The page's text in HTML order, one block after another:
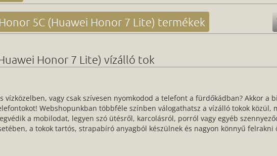
5C (Huawei Honor 7 Lite) termékek
Honor 7 Lite) vízálló tok
vízközelben, vagy csak szívesen nyomkodod a telefont a fürdőkádban? Akkor a
Webshopunkban többféle színben válogathatsz a vízálló tokok közül,
a mobilodat, legyen szó ütésről, karcolásról, porról vagy egyéb
a tokok tartós, strapabíró anyagból készülnek és nagyon könnyű felrakni